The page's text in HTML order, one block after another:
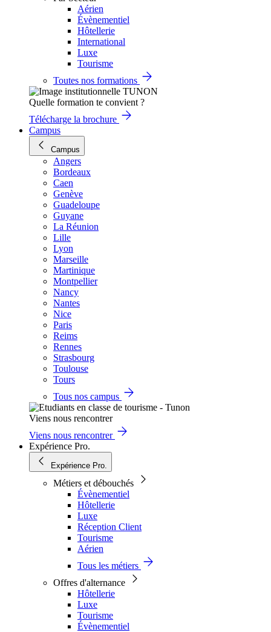
Aérien
Évènementiel
Hôtellerie
International
Luxe
Tourisme
Toutes nos formations
Quelle formation te convient ?
Télécharge la brochure
Campus
Campus
Angers
Bordeaux
Caen
Genève
Guadeloupe
Guyane
La Réunion
Lille
Lyon
Marseille
Martinique
Montpellier
Nancy
Nantes
Nice
Paris
Reims
Rennes
Strasbourg
Toulouse
Tours
Tous nos campus
Viens nous rencontrer
Viens nous rencontrer
Expérience Pro.
Expérience Pro.
Métiers et débouchés
Évènementiel
Hôtellerie
Luxe
Réception Client
Tourisme
Aérien
Tous les métiers
Offres d'alternance
Hôtellerie
Luxe
Tourisme
Évènementiel